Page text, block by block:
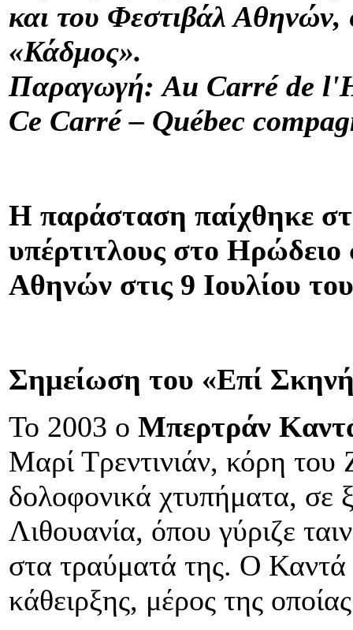
και του Φεστιβάλ Αθηνών,
«Κάδμος».
Παραγωγή: Au Carré de
Ce Carré – Québec
Η παράσταση παίχθηκε
υπέρτιτλους στο
Αθηνών στις 9 Ιουλίου
Σημείωση του «Επί
Το 2003 ο Μπερτράν
Μαρί Τρεντινιάν, κόρη του
δολοφονικά χτυπήματα, σε
Λιθουανία, όπου γύριζε
στα τραύματά της. Ο Καντά
κάθειρξης, μέρος της